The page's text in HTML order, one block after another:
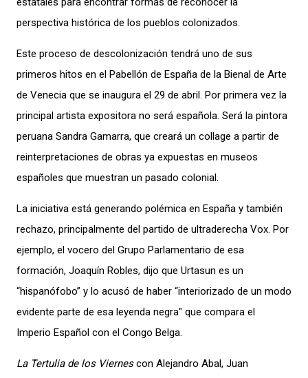
perspectiva histórica de los pueblos colonizados.
Este proceso de descolonización tendrá uno de sus
primeros hitos en el Pabellón de España de la Bienal de Arte
de Venecia que se inaugura el 29 de abril. Por primera vez la
principal artista expositora no será española. Será la pintora
peruana Sandra Gamarra, que creará un collage a partir de
reinterpretaciones de obras ya expuestas en museos
españoles que muestran un pasado colonial.
La iniciativa está generando polémica en España y también
rechazo, principalmente del partido de ultraderecha Vox. Por
ejemplo, el vocero del Grupo Parlamentario de esa
formación, Joaquín Robles, dijo que Urtasun es un
“hispanófobo” y lo acusó de haber “interiorizado de un modo
evidente parte de esa leyenda negra" que compara el
Imperio Español con el Congo Belga.
La Tertulia de los Viernescon Alejandro Abal, Juan